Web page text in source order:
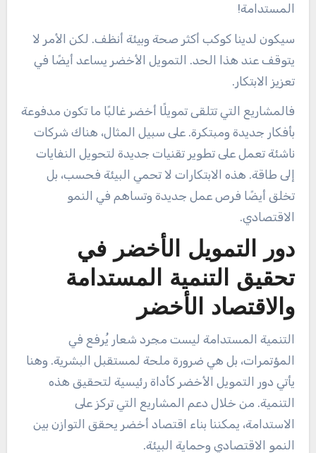
المستدامة!
سيكون لدينا كوكب أكثر صحة وبيئة أنظف. لكن الأمر لا
يتوقف عند هذا الحد. التمويل الأخضر يساعد أيضًا في
تعزيز الابتكار.
فالمشاريع التي تتلقى تمويلًا أخضر غالبًا ما تكون مدفوعة
بأفكار جديدة ومبتكرة. على سبيل المثال، هناك شركات
ناشئة تعمل على تطوير تقنيات جديدة لتحويل النفايات
إلى طاقة. هذه الابتكارات لا تحمي البيئة فحسب، بل
تخلق أيضًا فرص عمل جديدة وتساهم في النمو
الاقتصادي.
دور التمويل الأخضر في
تحقيق التنمية المستدامة
والاقتصاد الأخضر
التنمية المستدامة ليست مجرد شعار يُرفع في
المؤتمرات، بل هي ضرورة ملحة لمستقبل البشرية. وهنا
يأتي دور التمويل الأخضر كأداة رئيسية لتحقيق هذه
التنمية. من خلال دعم المشاريع التي تركز على
الاستدامة، يمكننا بناء اقتصاد أخضر يحقق التوازن بين
النمو الاقتصادي وحماية البيئة.